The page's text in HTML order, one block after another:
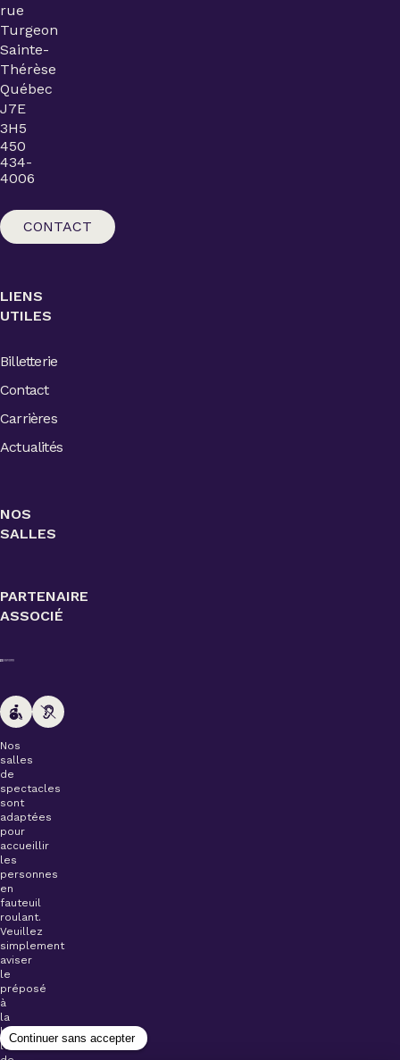
rue
Turgeon
Sainte-
Thérèse
Québec
J7E
3H5
450
434-
4006
CONTACT
LIENS
UTILES
Billetterie
Contact
Carrières
Actualités
NOS
SALLES
PARTENAIRE
ASSOCIÉ
Nos
salles
de
spectacles
sont
adaptées
pour
accueillir
les
personnes
en
fauteuil
roulant.
Veuillez
simplement
aviser
le
préposé
à
la
billetterie
lors